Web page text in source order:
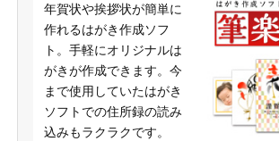
年賀状や挨拶状が簡単に
作れるはがき作成ソフ
ト。手軽にオリジナルは
がきが作成できます。今
まで使用していたはがき
ソフトでの住所録の読み
込みもラクラクです。